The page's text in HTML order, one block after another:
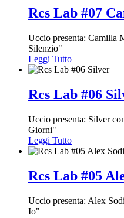
Rcs Lab #07
Uccio presenta: Camilla
Silenzio"
Leggi Tutto
Rcs Lab #06
Uccio presenta: Silver
Giorni"
Leggi Tutto
Rcs Lab #05
Uccio presenta: Alex
Io"